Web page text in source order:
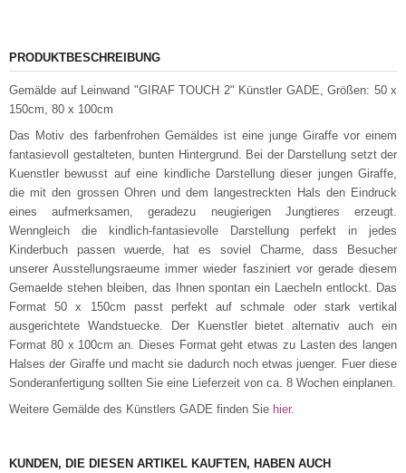
PRODUKTBESCHREIBUNG
Gemälde auf Leinwand "GIRAF TOUCH 2" Künstler GADE, Größen: 50 x
150cm, 80 x 100cm
Das Motiv des farbenfrohen Gemäldes ist eine junge Giraffe vor einem
fantasievoll gestalteten, bunten Hintergrund. Bei der Darstellung setzt der
Kuenstler bewusst auf eine kindliche Darstellung dieser jungen Giraffe,
die mit den grossen Ohren und dem langestreckten Hals den Eindruck
eines aufmerksamen, geradezu neugierigen Jungtieres erzeugt.
Wenngleich die kindlich-fantasievolle Darstellung perfekt in jedes
Kinderbuch passen wuerde, hat es soviel Charme, dass Besucher
unserer Ausstellungsraeume immer wieder fasziniert vor gerade diesem
Gemaelde stehen bleiben, das Ihnen spontan ein Laecheln entlockt. Das
Format 50 x 150cm passt perfekt auf schmale oder stark vertikal
ausgerichtete Wandstuecke. Der Kuenstler bietet alternativ auch ein
Format 80 x 100cm an. Dieses Format geht etwas zu Lasten des langen
Halses der Giraffe und macht sie dadurch noch etwas juenger. Fuer diese
Sonderanfertigung sollten Sie eine Lieferzeit von ca. 8 Wochen einplanen.
Weitere Gemälde des Künstlers GADE finden Sie hier.
KUNDEN, DIE DIESEN ARTIKEL KAUFTEN, HABEN AUCH